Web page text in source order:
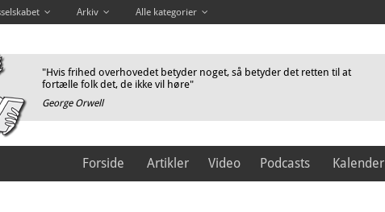
Arkiv Alle kategorier
"Hvis frihed overhovedet betyder noget, så betyder det retten til at
fortælle folk det, de ikke vil høre"
George Orwell
Forside Artikler Video Podcasts Kalender